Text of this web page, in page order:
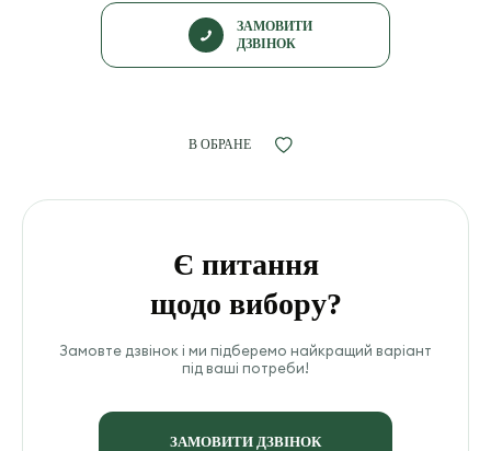
ЗАМОВИТИ
ДЗВІНОК
В ОБРАНЕ
Є питання
щодо вибору?
Замовте дзвінок і ми підберемо найкращий варіант
під ваші потреби!
ЗАМОВИТИ ДЗВІНОК